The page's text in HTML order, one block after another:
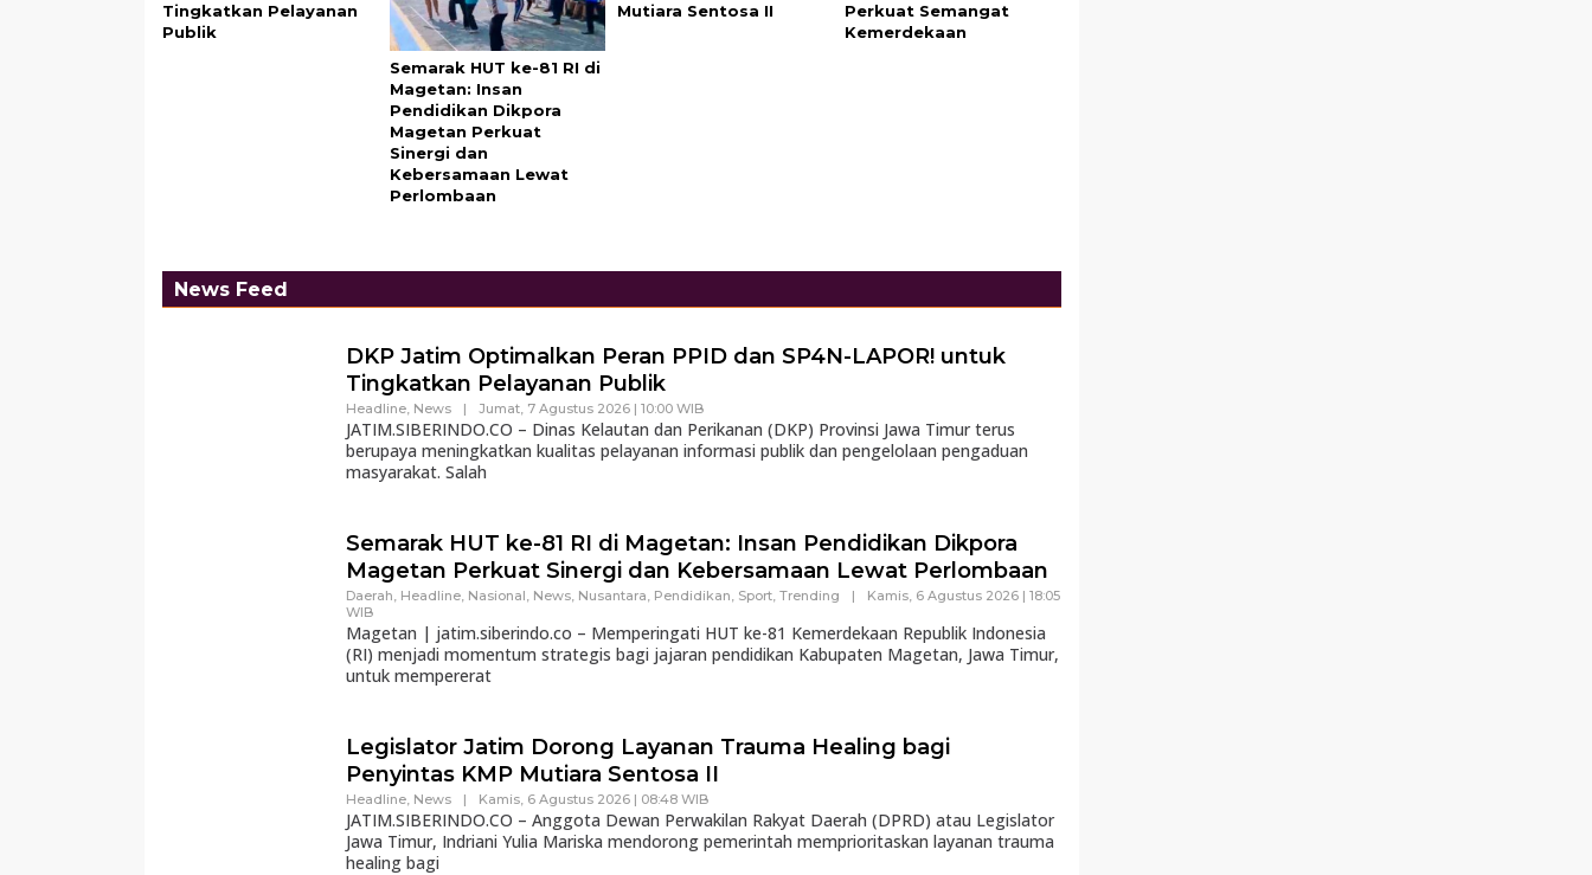
Tingkatkan Pelayanan
Publik
Semarak HUT ke-81 RI di
Magetan: Insan
Pendidikan Dikpora
Magetan Perkuat
Sinergi dan
Kebersamaan Lewat
Perlombaan
Mutiara Sentosa II
Perkuat Semangat
Kemerdekaan
News Feed
DKP Jatim Optimalkan Peran PPID dan SP4N-LAPOR! untuk
Tingkatkan Pelayanan Publik
Headline, News | Jumat, 7 Agustus 2026 | 10:00 WIB
JATIM.SIBERINDO.CO – Dinas Kelautan dan Perikanan (DKP) Provinsi Jawa Timur terus
berupaya meningkatkan kualitas pelayanan informasi publik dan pengelolaan pengaduan
masyarakat. Salah
Semarak HUT ke-81 RI di Magetan: Insan Pendidikan Dikpora
Magetan Perkuat Sinergi dan Kebersamaan Lewat Perlombaan
Daerah, Headline, Nasional, News, Nusantara, Pendidikan, Sport, Trending |
Kamis, 6 Agustus 2026 | 18:05
WIB
Magetan | jatim.siberindo.co – Memperingati HUT ke-81 Kemerdekaan Republik Indonesia
(RI) menjadi momentum strategis bagi jajaran pendidikan Kabupaten Magetan, Jawa Timur,
untuk mempererat
Legislator Jatim Dorong Layanan Trauma Healing bagi
Penyintas KMP Mutiara Sentosa II
Headline, News | Kamis, 6 Agustus 2026 | 08:48 WIB
JATIM.SIBERINDO.CO – Anggota Dewan Perwakilan Rakyat Daerah (DPRD) atau Legislator
Jawa Timur, Indriani Yulia Mariska mendorong pemerintah memprioritaskan layanan trauma
healing bagi